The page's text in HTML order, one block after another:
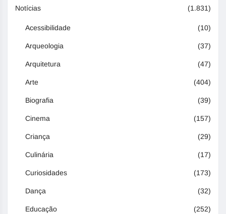
Notícias (1.831)
Acessibilidade (10)
Arqueologia (37)
Arquitetura (47)
Arte (404)
Biografia (39)
Cinema (157)
Criança (29)
Culinária (17)
Curiosidades (173)
Dança (32)
Educação (252)